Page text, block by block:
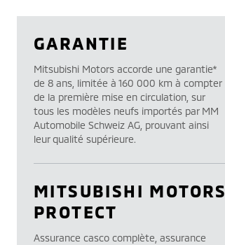
GARANTIE
Mitsubishi Motors accorde une garantie*
de 8 ans, limitée à 160 000 km à compter
de la première mise en circulation, sur
tous les modèles neufs importés par MM
Automobile Schweiz AG, prouvant ainsi
leur qualité supérieure.
MITSUBISHI MOTORS
PROTECT
Assurance casco complète, assurance